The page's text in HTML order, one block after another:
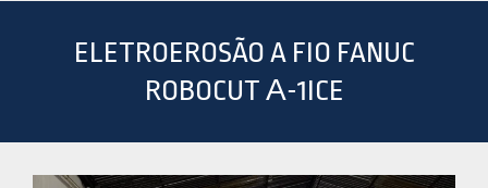
ELETROEROSÃO A FIO FANUC
ROBOCUT Α-1ICE